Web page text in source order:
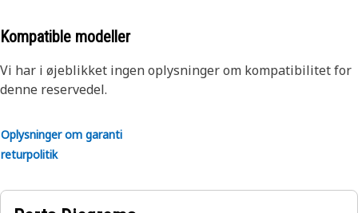
Kompatible modeller
Vi har i øjeblikket ingen oplysninger om kompatibilitet for
denne reservedel.
Oplysninger om garanti
returpolitik